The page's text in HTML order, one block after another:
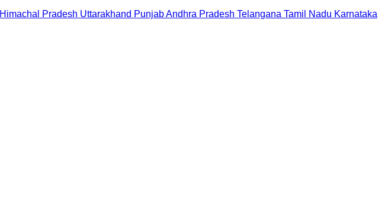
Himachal Pradesh Uttarakhand PunjabAndhra Pradesh Telangana Tamil Nadu Karnataka